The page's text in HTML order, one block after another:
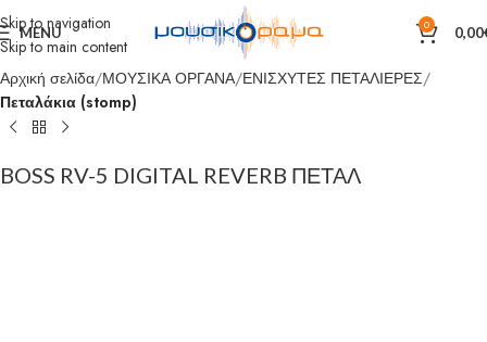
Skip to navigation
Skip to main content
MENU 0 0,00
Αρχική σελίδα ΜΟΥΣΙΚΑ ΟΡΓΑΝΑ ΕΝΙΣΧΥΤΕΣ ΠΕΤΑΛΙΕΡΕΣ
Πεταλάκια (stomp)
BOSS RV-5 DIGITAL REVERB ΠΕΤΑΛ